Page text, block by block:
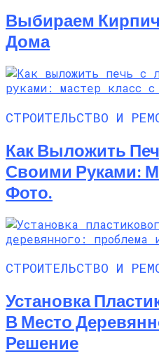
Выбираем
Дома
СТРОИТЕЛЬСТВО И
Как Выложить
Своими Руками:
Фото.
СТРОИТЕЛЬСТВО И
Установка
В Место
Решение